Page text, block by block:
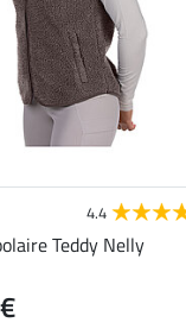
4.4
Teddy Nelly